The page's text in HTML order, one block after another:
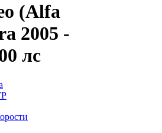
(Alfa
2005 -
лс